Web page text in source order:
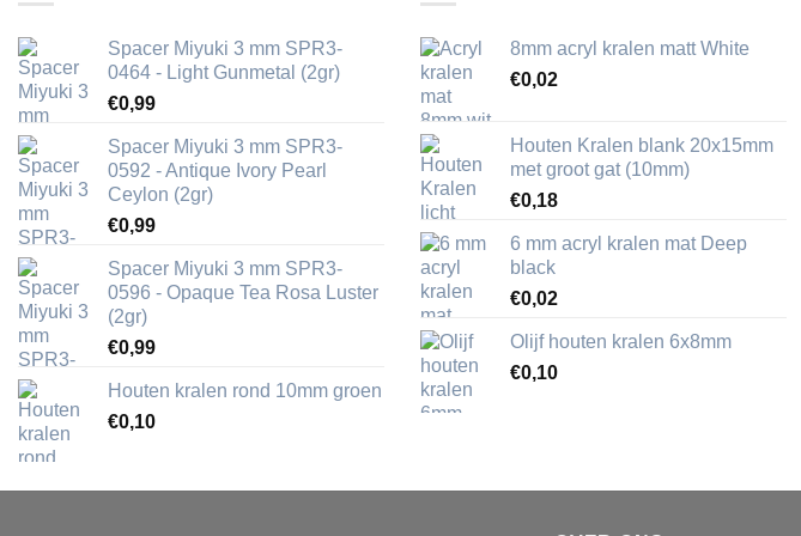
Spacer Miyuki 3 mm SPR3-
0464 - Light Gunmetal (2gr)
€0,99
Spacer Miyuki 3 mm SPR3-
0592 - Antique Ivory Pearl
Ceylon (2gr)
€0,99
Spacer Miyuki 3 mm SPR3-
0596 - Opaque Tea Rosa Luster
(2gr)
€0,99
Houten kralen rond 10mm groen
€0,10
8mm acryl kralen matt White
€0,02
Houten Kralen blank 20x15mm
met groot gat (10mm)
€0,18
6 mm acryl kralen mat Deep
black
€0,02
Olijf houten kralen 6x8mm
€0,10